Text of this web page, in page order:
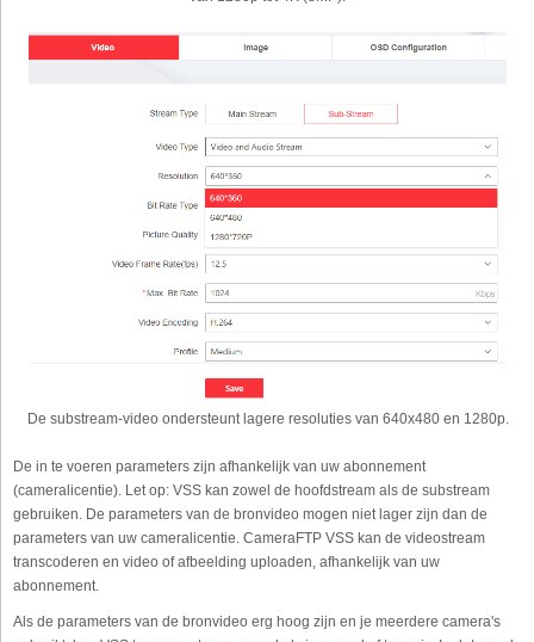
De substream-video ondersteunt lagere resoluties van 640x480 en 1280p.
De in te voeren parameters zijn afhankelijk van uw abonnement
(cameralicentie). Let op: VSS kan zowel de hoofdstream als de substream
gebruiken. De parameters van de bronvideo mogen niet lager zijn dan de
parameters van uw cameralicentie. CameraFTP VSS kan de videostream
transcoderen en video of afbeelding uploaden, afhankelijk van uw
abonnement.
Als de parameters van de bronvideo erg hoog zijn en je meerdere camera's